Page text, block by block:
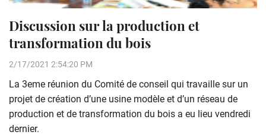
Discussion sur la production et
transformation du bois
2/17/2021 2:54:20 PM
La 3eme réunion du Comité de conseil qui travaille sur un
projet de création d’une usine modèle et d’un réseau de
production et de transformation du bois a eu lieu vendredi
dernier.